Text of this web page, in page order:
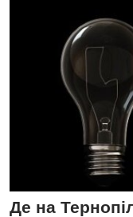
Де на